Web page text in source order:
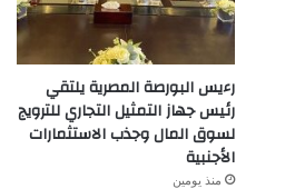
رءيس البورصة المصرية يلتقي
رئيس جهاز التمثيل التجاري للترويج
لسوق المال وجذب الاستثمارات
الأجنبية
منذ يومين